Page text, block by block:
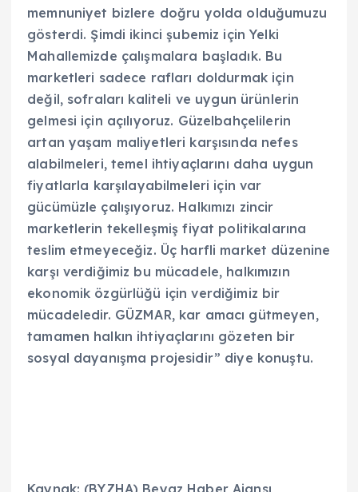
memnuniyet bizlere doğru yolda olduğumuzu
gösterdi. Şimdi ikinci şubemiz için Yelki
Mahallemizde çalışmalara başladık. Bu
marketleri sadece rafları doldurmak için
değil, sofraları kaliteli ve uygun ürünlerin
gelmesi için açılıyoruz. Güzelbahçelilerin
artan yaşam maliyetleri karşısında nefes
alabilmeleri, temel ihtiyaçlarını daha uygun
fiyatlarla karşılayabilmeleri için var
gücümüzle çalışıyoruz. Halkımızı zincir
marketlerin tekelleşmiş fiyat politikalarına
teslim etmeyeceğiz. Üç harfli market düzenine
karşı verdiğimiz bu mücadele, halkımızın
ekonomik özgürlüğü için verdiğimiz bir
mücadeledir. GÜZMAR, kar amacı gütmeyen,
tamamen halkın ihtiyaçlarını gözeten bir
sosyal dayanışma projesidir” diye konuştu.
Kaynak: (BYZHA) Beyaz Haber Ajansı